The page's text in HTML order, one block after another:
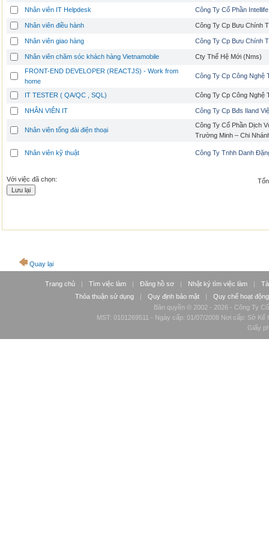
Nhân viên IT Helpdesk
Công Ty Cổ Phần Intellife
Nhân viên điều hành Công Ty Cp Bưu Chính
Nhân viên giao hàng Công Ty Cp Bưu Chính
Nhân viên chăm sóc khách hàng Vietnamobile
Cty Thế Hệ Mới (Nms)
FRONT-END DEVELOPER (REACTJS) - Work from
home
Công Ty Cp Công Nghệ
IT TESTER ( QA/QC , SQL) Công Ty Cp Công Nghệ
NHÂN VIÊN IT Công Ty Cp Bđs Iland
Nhân viên tổng đài điện thoại
Công Ty Cổ Phần Dịch
Trường Minh – Chi
Nhân viên kỹ thuật Công Ty Tnhh Danh
Với việc đã chọn:
Quay lại
Trang chủ | Tìm việc làm | Đăng hồ sơ | Nhật ký tìm việc làm |
Thỏa thuận sử dụng
| Quy định bảo mật |
Quy chế hoạt động
Bản quyền © 2002 - 2026 - Công Ty
MST: 0101269511 - Ngày cấp: 01/07/2008 Nơi cấp: Sở
Giấy